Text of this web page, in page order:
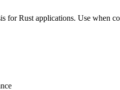
for Rust applications. Use when